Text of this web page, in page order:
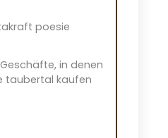
poesie
in denen
taubertal kaufen